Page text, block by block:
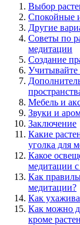
Выбор
Спокойные
Другие
Советы по
медитации
Создание
Учитывайте
Мебель и
Звуки и
Заключение
Какие
уголка для
Какое
медитации
Как
медитации?
Как
Как можно
кроме